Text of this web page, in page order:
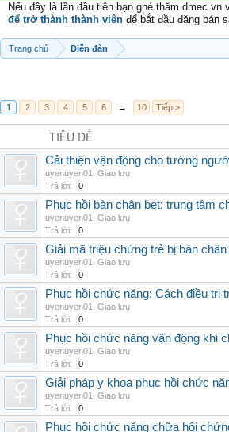
Nếu đây là lần đầu tiên bạn ghé thăm
để trở thành thành viên để bắt đầu đăng bán
Trang chủ Diễn đàn
1 2 3 4 5 6 → 10 Tiếp >
TIÊU ĐỀ
Cải thiện vận động cho tướng
uyenuyen01
Giao lưu
Trả lời:
0
Phục hồi bàn chân bẹt: trung tâm
uyenuyen01
Giao lưu
Trả lời:
0
Giải mã triệu chứng trẻ bị bàn
uyenuyen01
Giao lưu
Trả lời:
0
Phục hồi chức năng: Cách điều trị
uyenuyen01
Giao lưu
Trả lời:
0
Phục hồi chức năng vận động khi
uyenuyen01
Giao lưu
Trả lời:
0
Giải pháp y khoa phục hồi chức
uyenuyen01
Giao lưu
Trả lời:
0
Phục hồi chức năng chữa hội